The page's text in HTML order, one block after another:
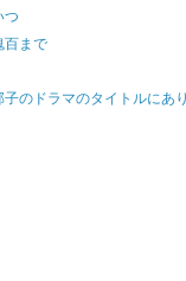
つ
百まで
のドラマのタイトルにあ